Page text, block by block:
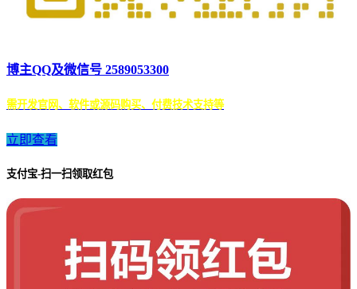
博主QQ及微信号 2589053300
需开发官网、软件或源码购买、付费技术支持等
立即查看
支付宝-扫一扫领取红包